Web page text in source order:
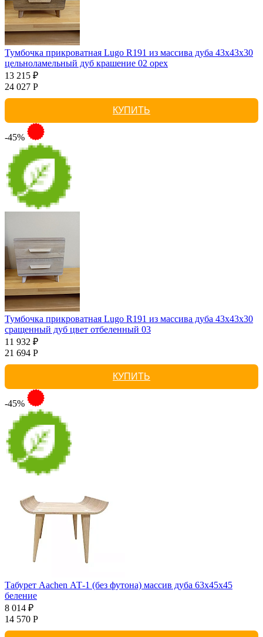
Тумбочка прикроватная Lugo R191 из массива дуба 43х43х30
цельноламельный дуб крашение 02 орех
13 215 ₽
24 027 Р
КУПИТЬ
-45%
Тумбочка прикроватная Lugo R191 из массива дуба 43х43х30
сращенный дуб цвет отбеленный 03
11 932 ₽
21 694 Р
КУПИТЬ
-45%
Табурет Aachen АТ-1 (без футона) массив дуба 63х45х45
беление
8 014 ₽
14 570 Р